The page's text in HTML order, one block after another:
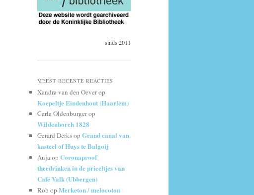
sinds 2011
MEEST RECENTE REACTIES
Xandra van den Oeverop
Koepeltje Eindenhout (Haarlem)
Carla Oldenburgerop
Wildenborch 1828
Gerard Derksop Grand canal van
kasteel of Huys te Balgoij
Anjaop Coronaproof
theedrinken in de prieeltjes van
Café Valk (Ubbergen)
Rob op Merketon / melocoton